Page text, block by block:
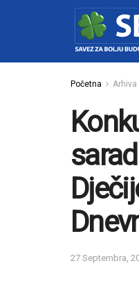
Početna Arhiva
27 Septembra,